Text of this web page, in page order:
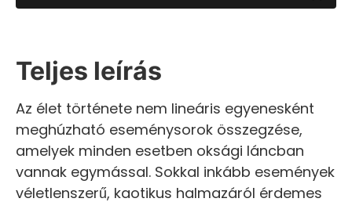
Teljes leírás
Az élet története nem lineáris egyenesként
meghúzható eseménysorok összegzése,
amelyek minden esetben oksági láncban
vannak egymással. Sokkal inkább események
véletlenszerű, kaotikus halmazáról érdemes